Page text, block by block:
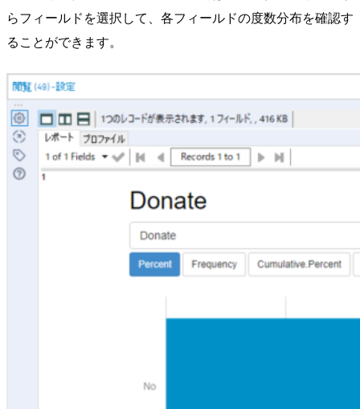
らフィールドを選択して、各フィールドの度数分布を確認す
ることができます。